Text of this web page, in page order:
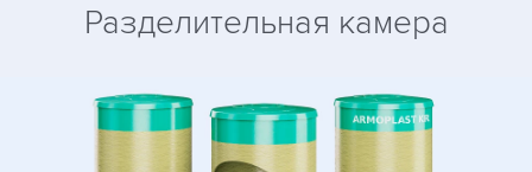
Разделительная камера